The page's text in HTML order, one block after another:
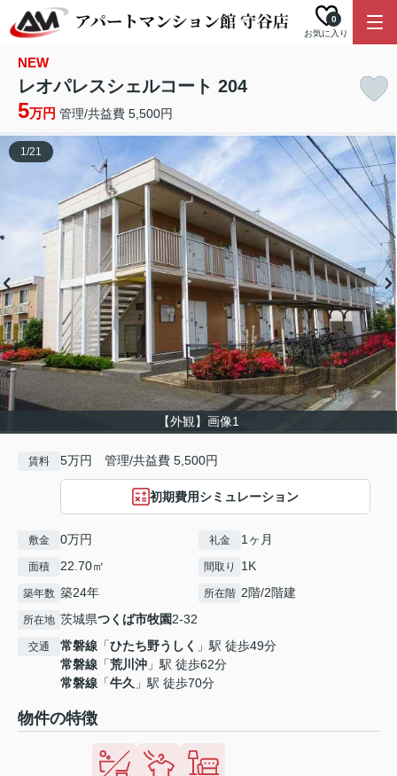
お気に入り
0
NEW
レオパレスシェルコート 204
5万円 管理/共益費 5,500円
【外観】画像1
1/21
賃料 5万円 管理/共益費 5,500円
初期費用シミュレーション
敷金 0万円 礼金 1ヶ月
面積 22.70㎡ 間取り 1K
築年数 築24年 所在階 2階/2階建
所在地 茨城県つくば市牧園2-32
交通 常磐線 「ひたち野うしく 」駅 徒歩49分
常磐線 「荒川沖 」駅 徒歩62分
常磐線 「牛久 」駅 徒歩70分
物件の特徴